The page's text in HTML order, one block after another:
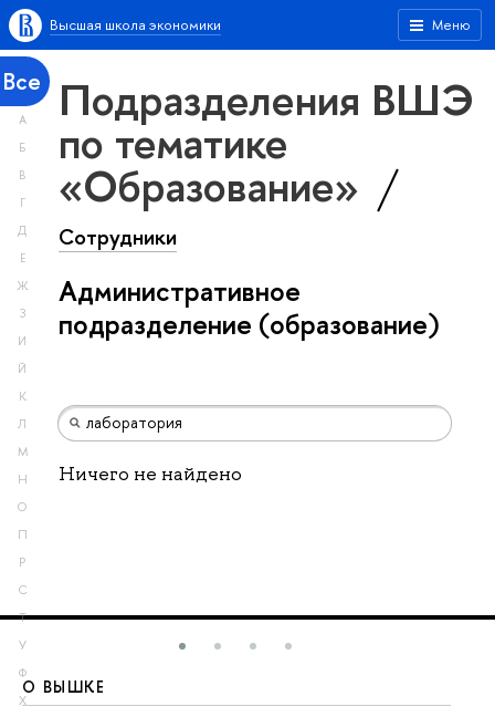
Меню
Высшая школа экономики
Все
А
Б
В
Г
Д
Е
Ж
З
И
Й
К
Л
М
Н
О
П
Р
С
Т
У
Ф
Х
Подразделения ВШЭ
по тематике
«Образование»
Сотрудники
Административное
подразделение (образование)
Ничего не найдено
О ВЫШКЕ